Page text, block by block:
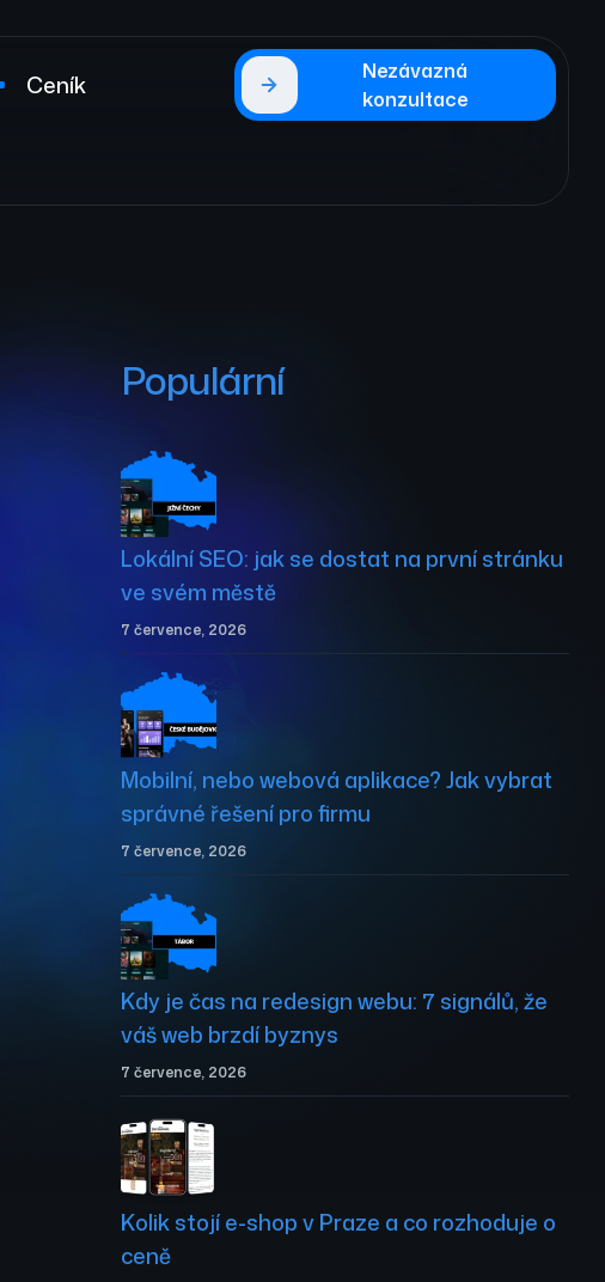
Ceník
Nezávazná
konzultace
Populární
7 července, 2026
Lokální SEO: jak se dostat na první stránku
ve svém městě
7 července, 2026
Mobilní, nebo webová aplikace? Jak vybrat
správné řešení pro firmu
7 července, 2026
Kdy je čas na redesign webu: 7 signálů, že
váš web brzdí byznys
Kolik stojí e-shop v Praze a co rozhoduje o
ceně